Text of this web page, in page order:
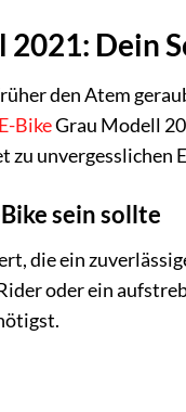
Dein
den Atem
E-BikeGrau Modell
sein sollte
die ein
oder ein